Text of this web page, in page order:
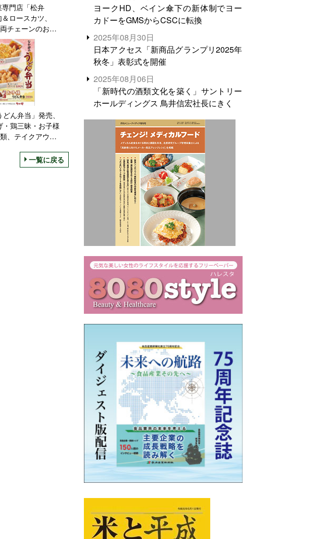
専門店「松弁
ロースカツ、
チェーンのおか
どん弁当」発売、
・鶏三昧・お子様
、テイクアウト
一覧に戻る
米輸出需要の拡大を」
ヨークHD、ベイン傘下の新体制でヨー
カドーをGMSからCSCに転換
2025年08月30日
日本アクセス「新商品グランプリ2025年
秋冬」表彰式を開催
2025年08月06日
「新時代の酒類文化を築く」サントリー
ホールディングス 鳥井信宏社長にきく